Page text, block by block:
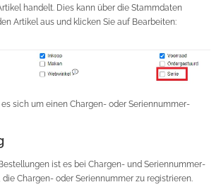
handelt. Dies kann über die Stammdaten
Artikel aus und klicken Sie auf Bearbeiten:
sich um einen Chargen- oder Seriennummer-
ist es bei Chargen- und Seriennummer-
Chargen- oder Seriennummer zu registrieren.